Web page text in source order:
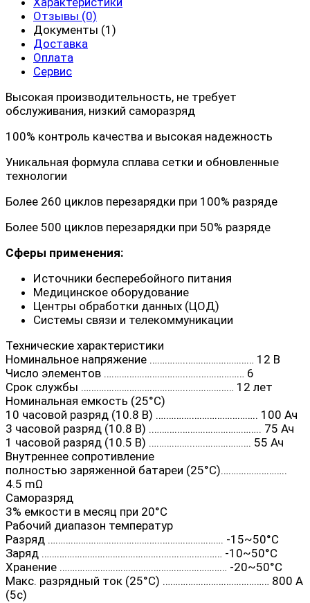
Отзывы (0)
Документы (1)
Доставка
Оплата
Сервис
Высокая производительность, не требует
обслуживания, низкий саморазряд
100% контроль качества и высокая надежность
Уникальная формула сплава сетки и обновленные
технологии
Более 260 циклов перезарядки при 100% разряде
Более 500 циклов перезарядки при 50% разряде
Сферы применения:
Источники бесперебойного питания
Медицинское оборудование
Центры обработки данных (ЦОД)
Системы связи и телекоммуникации
Технические характеристики
Номинальное напряжение …………..……………………… 12 В
Число элементов …………………………..…..……………… 6
Срок службы …………………………………..….…………… 12 лет
Номинальная емкость (25°C)
10 часовой разряд (10.8 В) ….……….…………………….. 100 Ач
3 часовой разряд (10.8 В) .………..………………………….. 75 Ач
1 часовой разряд (10.5 В) ……………..….………………. 55 Ач
Внутреннее сопротивление
полностью заряженной батареи (25°С)……………………..
4.5 mΩ
Саморазряд
3% емкости в месяц при 20°С
Рабочий диапазон температур
Разряд ……………………………………..……………………. -15~50°C
Заряд ………………………………………..…………………… -10~50°C
Хранение ………………………………………………………… -20~50°C
Макс. разрядный ток (25°С) …………………………………… 800 A
(5с)